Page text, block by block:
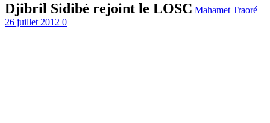
Djibril Sidibé rejoint le LOSC Mahamet Traoré
26 juillet 2012 0